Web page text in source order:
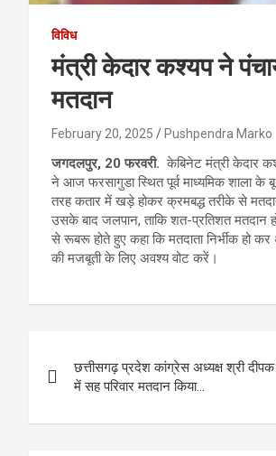
विविध
मंत्री केदार कश्यप ने
मतदान
February 20, 2025 Pushpendra Marko
जगदलपुर, 20 फरवरी. केबिनेट मंत्री केदार
ने आज फरसागुडा स्थित पूर्व माध्यमिक शाला
तरह कतार में खड़े होकर क्रमबद्ध तरीके से
उसके बाद जलपान, ताकि शत-प्रतिशत मतदान
से रूबरू होते हुए कहा कि मतदाता निर्भीक
की मजबूती के लिए अवश्य वोट करें।
navigation
छत्तीसगढ़ प्रदेश कांग्रेस अध्यक्ष श्री
में सह परिवार मतदान किया…